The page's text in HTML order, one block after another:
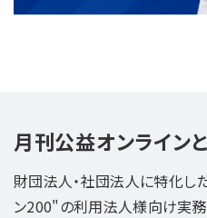
月刊公益オンライン
財団法人・社団法人に特化し
ン200"の利用法人様向け実務